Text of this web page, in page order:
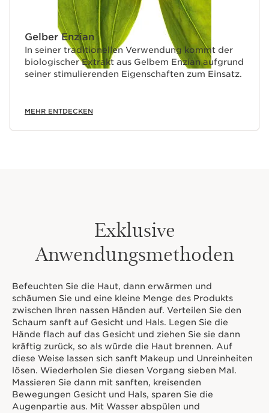
Gelber Enzian
In seiner traditionellen Verwendung kommt der
biologischer Extrakt aus Gelbem Enzian aufgrund
seiner stimulierenden Eigenschaften zum Einsatz.
MEHR ENTDECKEN
Exklusive
Anwendungsmethoden
Befeuchten Sie die Haut, dann erwärmen und
schäumen Sie und eine kleine Menge des Produkts
zwischen Ihren nassen Händen auf. Verteilen Sie den
Schaum sanft auf Gesicht und Hals. Legen Sie die
Hände flach auf das Gesicht und ziehen Sie sie dann
kräftig zurück, so als würde die Haut brennen. Auf
diese Weise lassen sich sanft Makeup und Unreinheiten
lösen. Wiederholen Sie diesen Vorgang sieben Mal.
Massieren Sie dann mit sanften, kreisenden
Bewegungen Gesicht und Hals, sparen Sie die
Augenpartie aus. Mit Wasser abspülen und